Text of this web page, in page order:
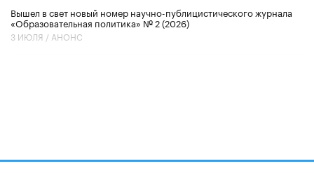
Вышел в свет новый номер научно-публицистического журнала
«Образовательная политика» № 2 (2026)
3 ИЮЛЯ / АНОНС